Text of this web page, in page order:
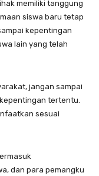
memiliki tanggung
siswa baru tetap
kepentingan
lain yang telah
jangan sampai
tertentu.
sesuai
dan para pemangku